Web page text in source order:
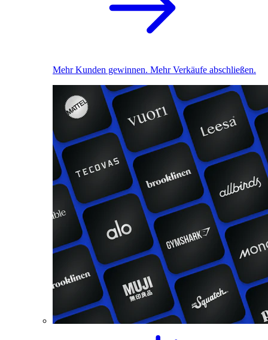
Mehr Kunden gewinnen. Mehr Verkäufe abschließen.